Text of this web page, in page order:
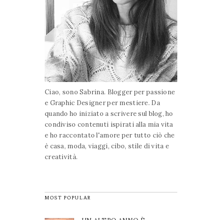
Ciao, sono Sabrina. Blogger per passione
e Graphic Designer per mestiere. Da
quando ho iniziato a scrivere sul blog, ho
condiviso contenuti ispirati alla mia vita
e ho raccontato l'amore per tutto ciò che
è casa, moda, viaggi, cibo, stile di vita e
creatività.
MOST POPULAR